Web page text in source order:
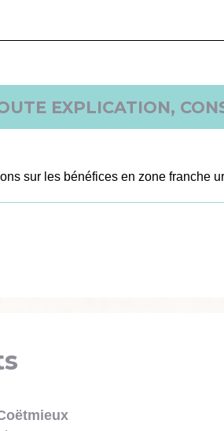
EXPLICATION,
sur les bénéfices en zone franche